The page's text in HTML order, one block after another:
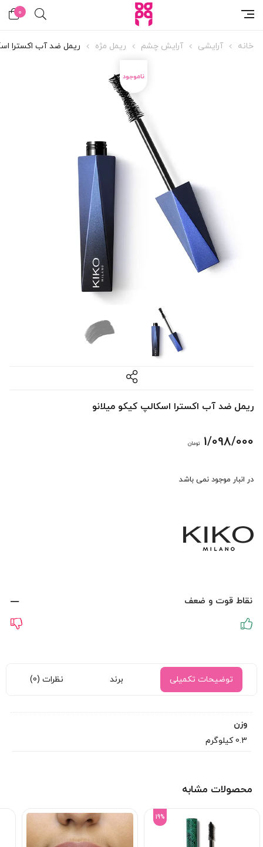
0
خانه آرایشی آرایش چشم ریمل مژه ریمل ضد آب اکسترا
ریمل ضد آب اکسترا اسکالپ کیکو میلانو
1/098/000 تومان
در انبار موجود نمی باشد
نقاط قوت و ضعف
توضیحات تکمیلی برند نظرات (0)
وزن
0.3 کیلوگرم
محصولات مشابه
19%